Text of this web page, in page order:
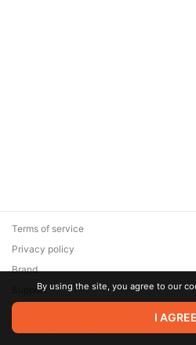
© 2026 Zaya Solutions Limited. All
are the property of their respective
Terms of service
Privacy policy
Brand
SupportBy using the site, you agree to our
I AGREE